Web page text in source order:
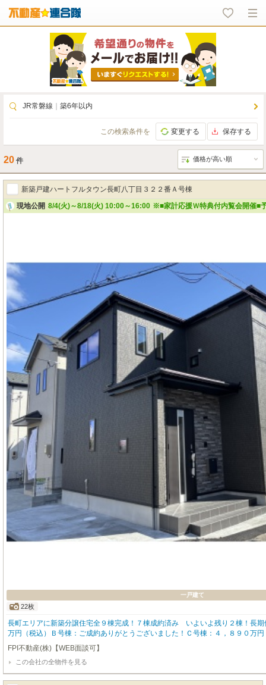
JR常磐線 築6年以内
この検索条件を 変更する 保存する
20 件
新築戸建ハートフルタウン長町八丁目３２２番Ａ号棟
現地公開 8/4(火)～8/18(火) 10:00～16:00 ※■家計応援Ｗ特典付内覧会開催■
一戸建て
22枚
長町エリアに新築分譲住宅全９棟完成！７棟成約済み いよいよ残り２棟！長
万円（税込）Ｂ号棟：ご成約ありがとうございました！Ｃ号棟：４，８９０万
特典付キャンペーン実施中！ 特典１：住宅購入支援！ 特典２：家財購入支
付内覧会開催 2026年8月04日（火）～8月18日（火） 10:00～16：00 予約
園 徒歩９分！●長町小学校 徒歩７分！●長町中学校 徒歩９分！●ローソン
長町店 徒歩９分！
FPI不動産(株)【WEB面談可】
この会社の全物件を見る